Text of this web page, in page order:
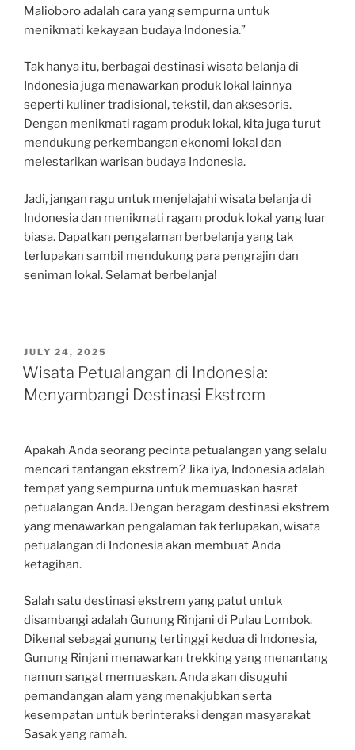
Malioboro adalah cara yang sempurna untuk
menikmati kekayaan budaya Indonesia.”
Tak hanya itu, berbagai destinasi wisata belanja di
Indonesia juga menawarkan produk lokal lainnya
seperti kuliner tradisional, tekstil, dan aksesoris.
Dengan menikmati ragam produk lokal, kita juga turut
mendukung perkembangan ekonomi lokal dan
melestarikan warisan budaya Indonesia.
Jadi, jangan ragu untuk menjelajahi wisata belanja di
Indonesia dan menikmati ragam produk lokal yang luar
biasa. Dapatkan pengalaman berbelanja yang tak
terlupakan sambil mendukung para pengrajin dan
seniman lokal. Selamat berbelanja!
POSTED
ON
JULY 24, 2025
Wisata Petualangan di Indonesia:
Menyambangi Destinasi Ekstrem
Apakah Anda seorang pecinta petualangan yang selalu
mencari tantangan ekstrem? Jika iya, Indonesia adalah
tempat yang sempurna untuk memuaskan hasrat
petualangan Anda. Dengan beragam destinasi ekstrem
yang menawarkan pengalaman tak terlupakan, wisata
petualangan di Indonesia akan membuat Anda
ketagihan.
Salah satu destinasi ekstrem yang patut untuk
disambangi adalah Gunung Rinjani di Pulau Lombok.
Dikenal sebagai gunung tertinggi kedua di Indonesia,
Gunung Rinjani menawarkan trekking yang menantang
namun sangat memuaskan. Anda akan disuguhi
pemandangan alam yang menakjubkan serta
kesempatan untuk berinteraksi dengan masyarakat
Sasak yang ramah.